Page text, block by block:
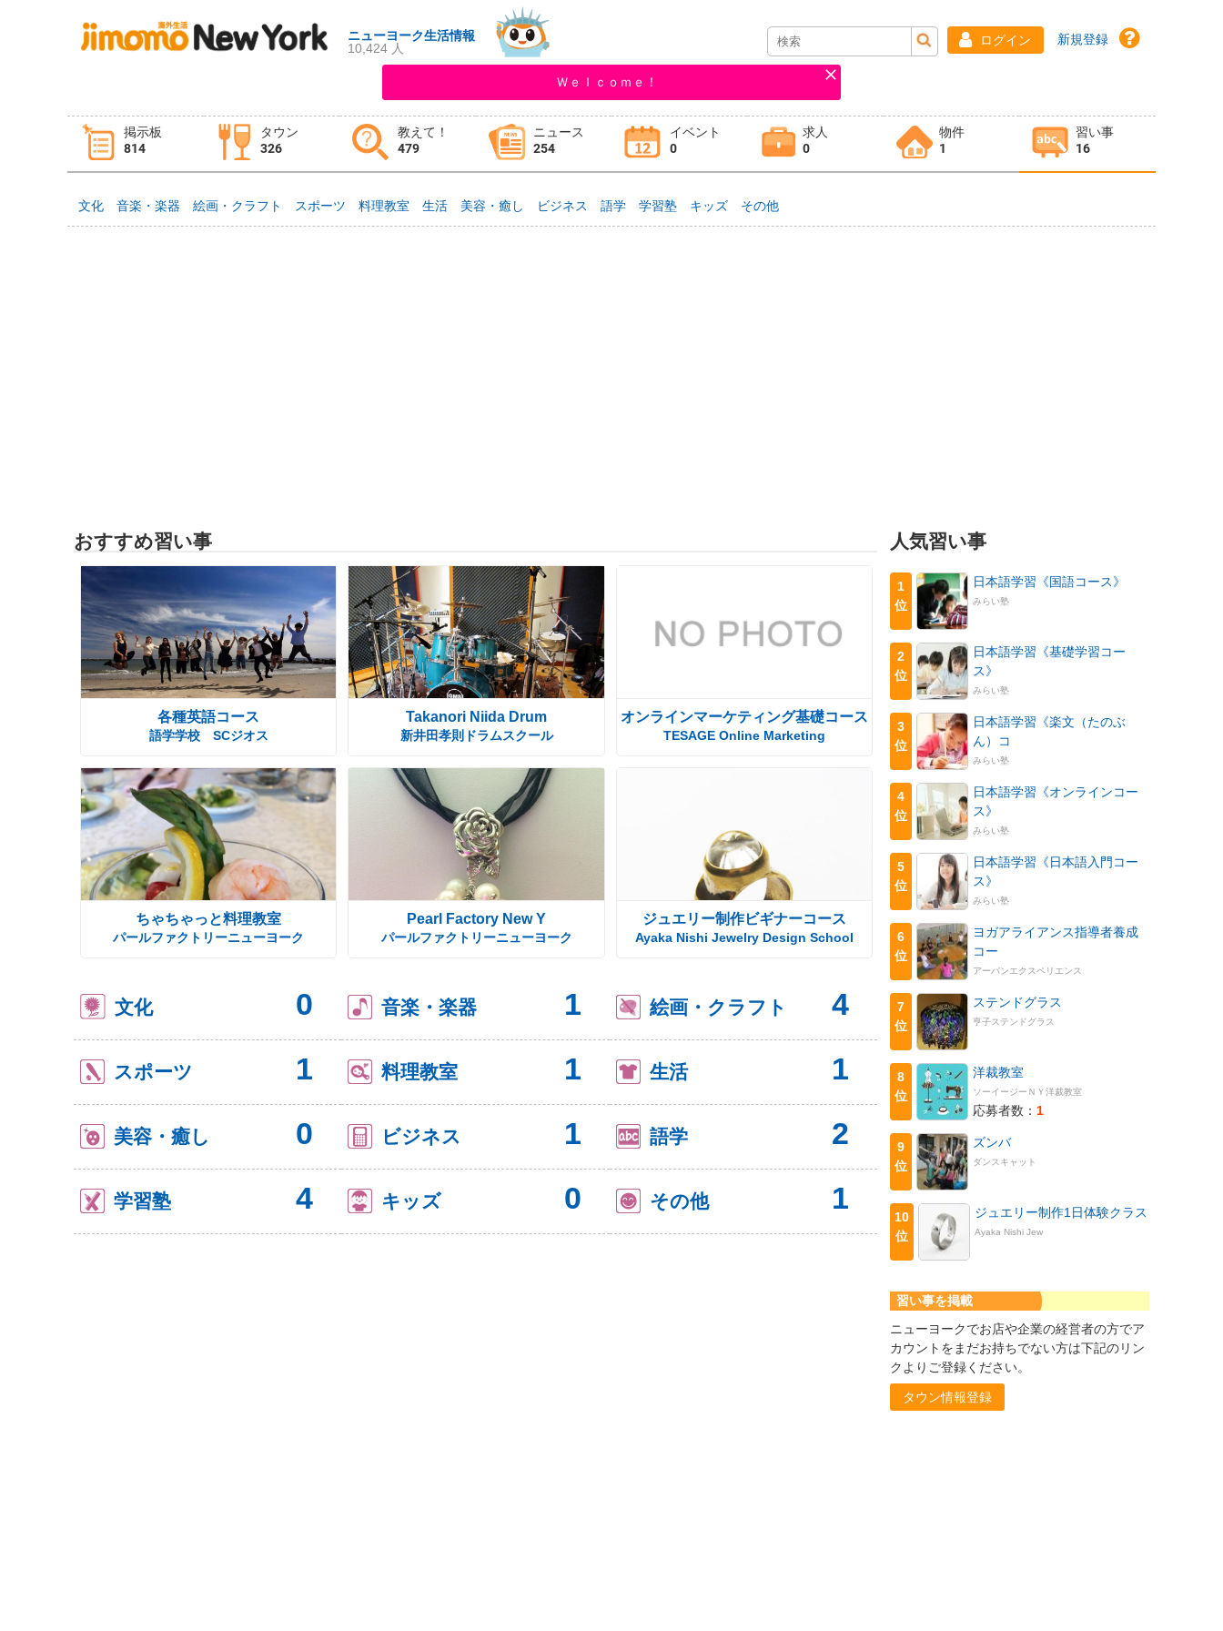
ニューヨーク生活情報
10,424 人
ログイン 新規登録
Ｗｅｌｃｏｍｅ！
掲示板
814
タウン
326
教えて！
479
ニュース
254
イベント
0
求人
0
物件
1
習い事
16
タウン情報
文化 音楽・楽器 絵画・クラフト スポーツ 料理教室 生活 美容・癒し ビジネス 語学 学習塾 キッズ その他
おすすめ習い事
各種英語コース
語学学校 SCジオス
Takanori Niida Drum
新井田孝則ドラムスクール
オンラインマーケティング基礎コース
TESAGE Online Marketing
ちゃちゃっと料理教室
パールファクトリーニューヨーク
Pearl Factory New Y
パールファクトリーニューヨーク
ジュエリー制作ビギナーコース
Ayaka Nishi Jewelry Design School
文化 0 音楽・楽器 1 絵画・クラフト 4
スポーツ 1 料理教室 1 生活 1
美容・癒し 0 ビジネス 1 語学 2
学習塾 4 キッズ 0 その他 1
人気習い事
1
位
日本語学習《国語コース》
みらい塾
2
位
日本語学習《基礎学習コー
ス》
みらい塾
3
位
日本語学習《楽文（たのぶ
ん）コ
みらい塾
4
位
日本語学習《オンラインコー
ス》
みらい塾
5
位
日本語学習《日本語入門コー
ス》
みらい塾
6
位
ヨガアライアンス指導者養成
コー
アーバンエクスペリエンス
7
位
ステンドグラス
亨子ステンドグラス
8
位
洋裁教室
ソーイージーＮＹ洋裁教室
応募者数： 1
9
位
ズンバ
ダンスキャット
10
位
ジュエリー制作1日体験クラス
Ayaka Nishi Jew
習い事を掲載
ニューヨークでお店や企業の経営者の方でア
カウントをまだお持ちでない方は下記のリン
クよりご登録ください。
タウン情報登録